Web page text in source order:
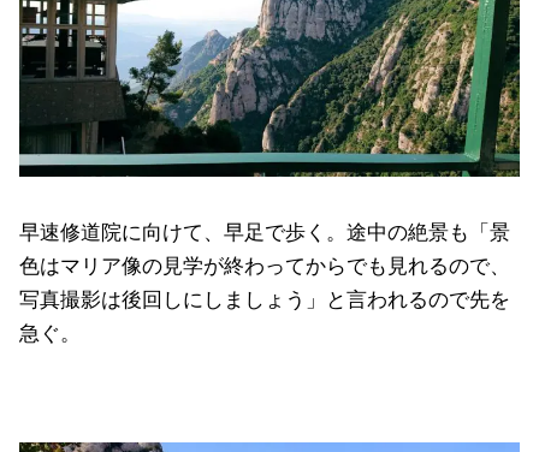
早速修道院に向けて、早足で歩く。途中の絶景も「景
色はマリア像の見学が終わってからでも見れるので、
写真撮影は後回しにしましょう」と言われるので先を
急ぐ。